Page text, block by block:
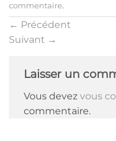
commentaire.
← Précédent
Suivant →
Laisser un
Vous devez vous
commentaire.